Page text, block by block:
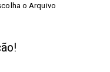
o Arquivo